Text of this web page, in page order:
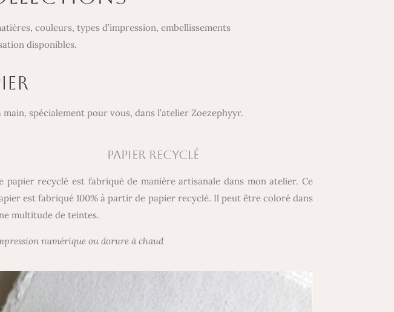
couleurs, types d’impression, embellissements
disponibles.
spécialement pour vous, dans l’atelier Zoezephyyr.
PAPIER RECYCLÉ
papier recyclé est fabriqué de manière artisanale dans mon atelier. Ce
est fabriqué 100% à partir de papier recyclé. Il peut être coloré dans
multitude de teintes.
numérique ou dorure à chaud